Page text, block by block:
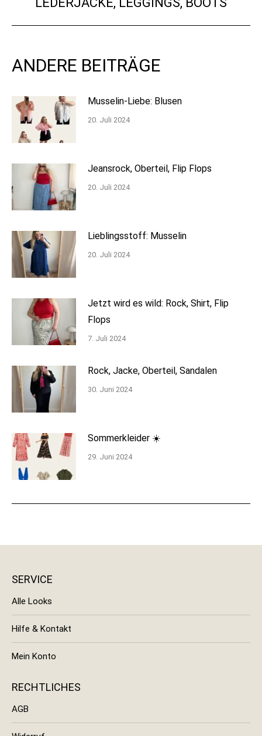
Beitrag:
ANDERE BEITRÄGE
Musselin-Liebe: Blusen
20. Juli 2024
Jeansrock, Oberteil, Flip Flops
20. Juli 2024
Lieblingsstoff: Musselin
20. Juli 2024
Jetzt wird es wild: Rock, Shirt, Flip
Flops
7. Juli 2024
Rock, Jacke, Oberteil, Sandalen
30. Juni 2024
Sommerkleider ☀️
29. Juni 2024
SERVICE
Alle Looks
Hilfe & Kontakt
Mein Konto
RECHTLICHES
AGB